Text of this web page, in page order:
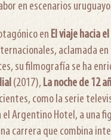
en escenarios
en El viajehacia
aclamada
su filmografía se ha
(2017), La noche de 12
como la serie
Argentino Hotel, a una
carrera que combina